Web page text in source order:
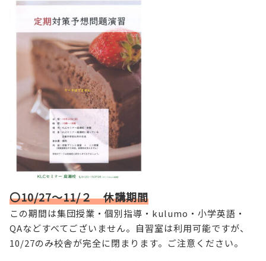
〇10/27～11/２ 休講期間
この期間は集団授業・個別指導・kulumo・小学英語・
QAなどすべてございません。自習室は利用可能ですが、
10/27のみ校舎が完全に閉まります。ご注意ください。